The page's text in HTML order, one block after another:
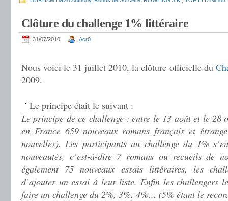
Clôture du challenge 1% littéraire
31/07/2010 Acr0
Nous voici le 31 juillet 2010, la clôture officielle du
2009.
Le principe était le suivant :
Le principe de ce challenge : entre le 13 août et le 28
en France 659 nouveaux romans français et
nouvelles). Les participants au challenge du 1%
nouveautés, c’est-à-dire 7 romans ou recueils de
également 75 nouveaux essais littéraires, les
d’ajouter un essai à leur liste. Enfin les challengers
faire un challenge du 2%, 3%, 4%… (5% étant le